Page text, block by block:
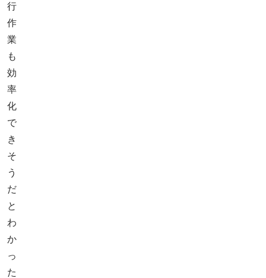
行
作
業
も
効
率
化
で
き
そ
う
だ
と
わ
か
っ
た